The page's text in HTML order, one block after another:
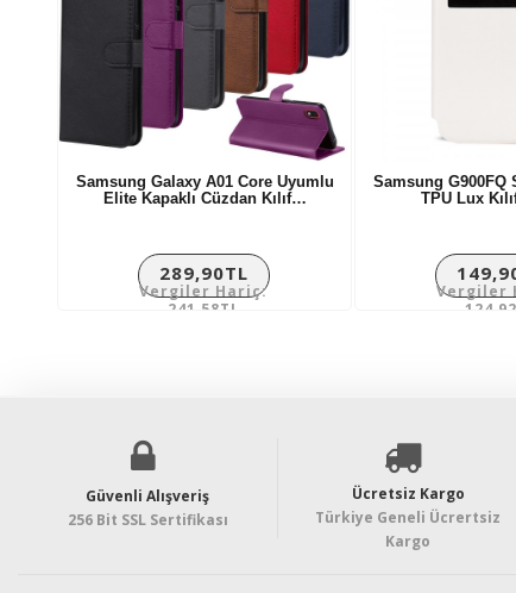
Samsung Galaxy A01 Core Uyumlu
Elite Kapaklı Cüzdan Kılıf…
289,90TL
Vergiler Hariç:
241,58TL
Samsung G900FQ
TPU Lux
Vergiler
Güvenli Alışveriş
256 Bit SSL Sertifikası
Ücretsiz Kargo
Türkiye Geneli Ücrertsiz
Kargo